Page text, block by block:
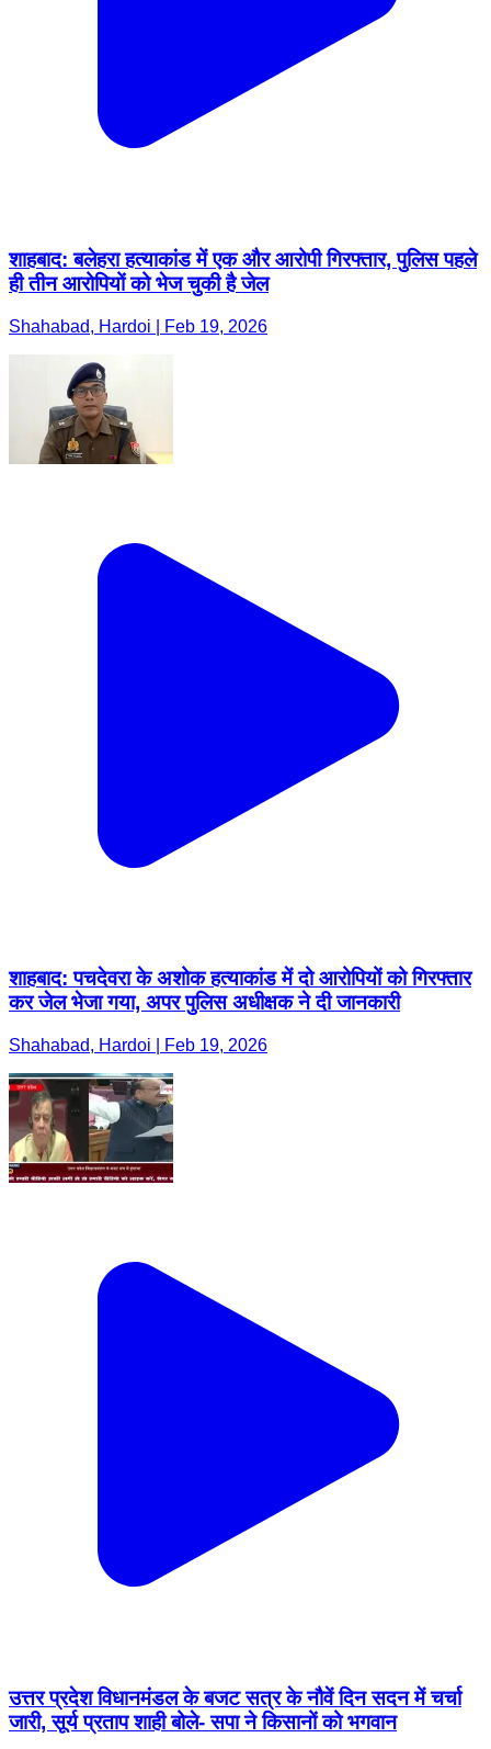
शाहबाद: बलेहरा हत्याकांड में एक और आरोपी गिरफ्तार, पुलिस पहले
ही तीन आरोपियों को भेज चुकी है जेल
Shahabad, Hardoi | Feb 19, 2026
शाहबाद: पचदेवरा के अशोक हत्याकांड में दो आरोपियों को गिरफ्तार
कर जेल भेजा गया, अपर पुलिस अधीक्षक ने दी जानकारी
Shahabad, Hardoi | Feb 19, 2026
उत्तर प्रदेश विधानमंडल के बजट सत्र के नौवें दिन सदन में चर्चा
जारी, सूर्य प्रताप शाही बोले- सपा ने किसानों को भगवान